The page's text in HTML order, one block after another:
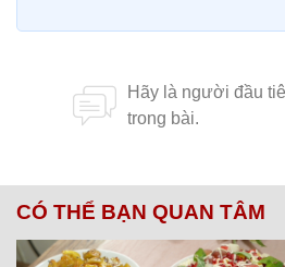
CÓ THỂ BẠN QUAN TÂM